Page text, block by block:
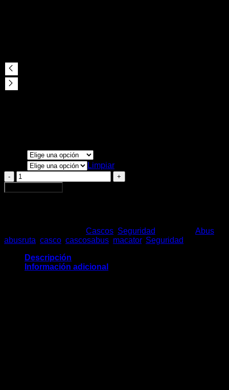
Limpiar
Casco
Abus
Stormchaser
Cascos Seguridad Abus
abusruta casco cascosabus macator, Seguridad
Descripción
Información adicional